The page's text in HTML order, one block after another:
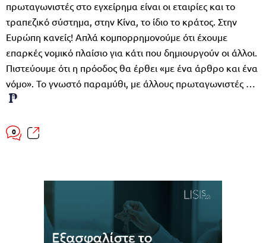
πρωταγωνιστές στο εγχείρημα είναι οι εταιρίες και το
τραπεζικό σύστημα, στην Κίνα, το ίδιο το κράτος. Στην
Ευρώπη κανείς! Απλά κομπορρημονούμε ότι έχουμε
επαρκές νομικό πλαίσιο για κάτι που δημιουργούν οι άλλοι.
Πιστεύουμε ότι η πρόοδος θα έρθει «με ένα άρθρο και ένα
νόμο». Το γνωστό παραμύθι, με άλλους πρωταγωνιστές …
0